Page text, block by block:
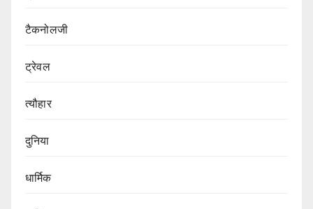
टैकनोलजी
ट्रेवल
त्यौहार
दुनिया
धार्मिक